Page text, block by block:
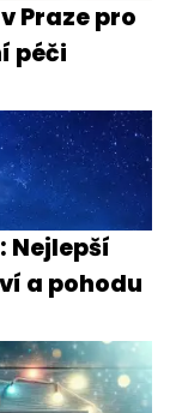
Praze pro
péči
Nejlepší
a pohodu